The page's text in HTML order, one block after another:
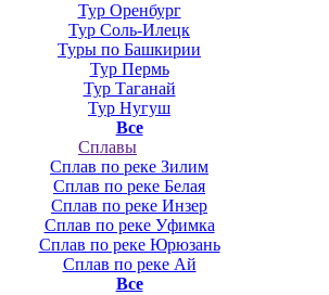
Тур Оренбург
Тур Соль-Илецк
Туры по Башкирии
Тур Пермь
Тур Таганай
Тур Нугуш
Все
Сплавы
Сплав по реке Зилим
Сплав по реке Белая
Сплав по реке Инзер
Сплав по реке Уфимка
Сплав по реке Юрюзань
Сплав по реке Ай
Все